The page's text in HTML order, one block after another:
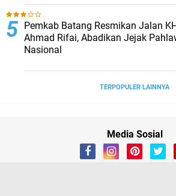
Pemkab Batang Resmikan Jalan
Ahmad Rifai, Abadikan Jejak
Nasional
TERPOPULER LAINNYA
Media Sosial